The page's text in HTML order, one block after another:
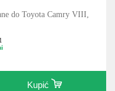
do Toyota Camry VIII,
Kupić